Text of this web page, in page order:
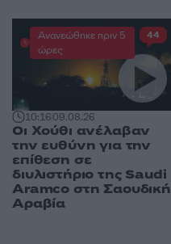
10:1609.08.26
Οι Χούθι ανέλαβαν
την ευθύνη για την
επίθεση σε
διυλιστήριο της Saudi
Aramco στη Σαουδική
Αραβία
Ανανεώθηκε πριν 5
ώρες
44